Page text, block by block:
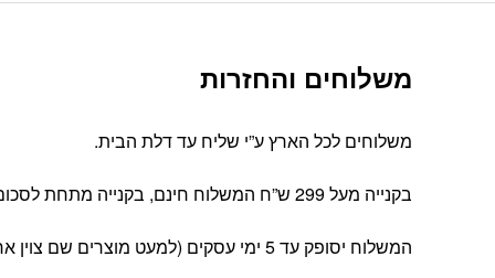
משלוחים והחזרות
משלוחים לכל הארץ ע”י שליח עד דלת הבית.
בקנייה מעל 299 ש”ח המשלוח חינם, בקנייה מתחת לסכום זה עלות המשלוח הינה 39 ש”ח
המשלוח יסופק עד 5 ימי עסקים (למעט מוצרים שם צוין אחרת).